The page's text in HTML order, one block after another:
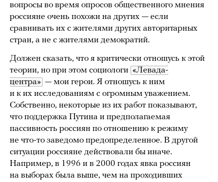
вопросы во время опросов общественного мнения
россияне очень похожи на других — если
сравнивать их с жителями других авторитарных
стран, а не с жителями демократий.
Должен сказать, что я критически отношусь к этой
теории, но при этом социологи «Левада-
центра» — мои герои. Я отношусь к ним
и к их исследованиям с огромным уважением.
Собственно, некоторые из их работ показывают,
что поддержка Путина и предполагаемая
пассивность россиян по отношению к режиму
не что-то заведомо предопределенное. В другой
ситуации россияне действовали бы иначе.
Например, в 1996 и в 2000 годах явка россиян
на выборах была выше, чем на проходивших